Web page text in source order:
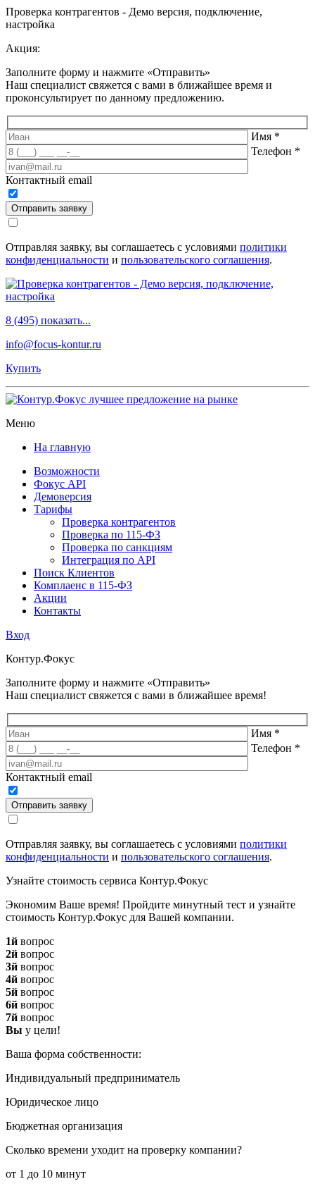
Проверка контрагентов - Демо версия, подключение,
настройка
Акция:
Заполните форму и нажмите «Отправить»
Наш специалист свяжется с вами в ближайшее время и
проконсультирует по данному предложению.
Имя *
Телефон *
Контактный email
Отправить заявку
Отправляя заявку, вы соглашаетесь с условиями политики
конфиденциальности и пользовательского соглашения.
8 (495) показать...
info@focus-kontur.ru
Купить
Меню
На главную
Возможности
Фокус API
Демоверсия
Тарифы
Проверка контрагентов
Проверка по 115-ФЗ
Проверка по санкциям
Интеграция по API
Поиск Клиентов
Комплаенс в 115-ФЗ
Акции
Контакты
Вход
Контур.Фокус
Заполните форму и нажмите «Отправить»
Наш специалист свяжется с вами в ближайшее время!
Имя *
Телефон *
Контактный email
Отправить заявку
Отправляя заявку, вы соглашаетесь с условиями политики
конфиденциальности и пользовательского соглашения.
Узнайте стоимость сервиса Контур.Фокус
Экономим Ваше время! Пройдите минутный тест и узнайте
стоимость Контур.Фокус для Вашей компании.
1й вопрос
2й вопрос
3й вопрос
4й вопрос
5й вопрос
6й вопрос
7й вопрос
Вы у цели!
Ваша форма собственности:
Индивидуальный предприниматель
Юридическое лицо
Бюджетная организация
Сколько времени уходит на проверку компании?
от 1 до 10 минут